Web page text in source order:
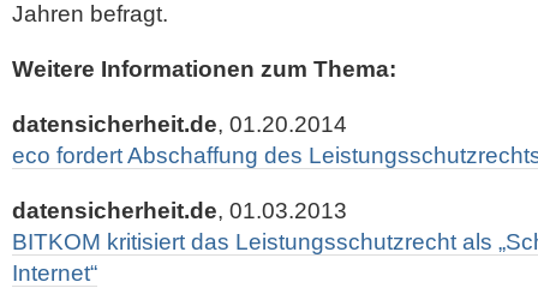
Jahren befragt.
Weitere Informationen zum Thema:
datensicherheit.de, 01.20.2014
eco fordert Abschaffung des
datensicherheit.de, 01.03.2013
BITKOM kritisiert das Leistungsschutzrecht als
Internet“